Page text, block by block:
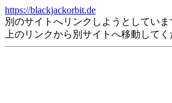
https://blackjackorbit.de
別のサイトへリンクしようとしていま
上のリンクから別サイトへ移動してく